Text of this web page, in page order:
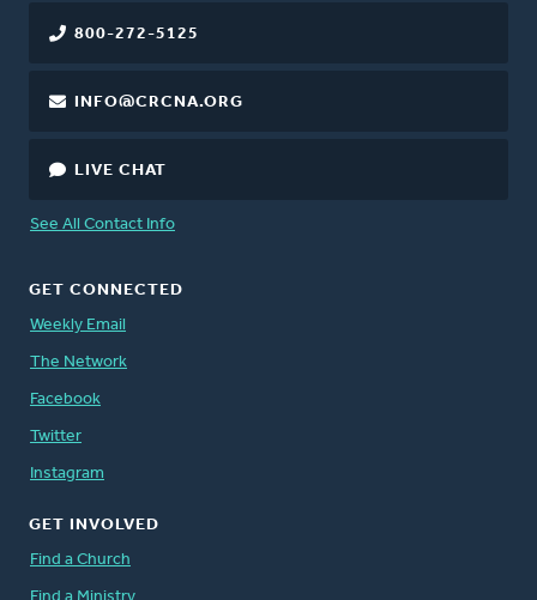
800-272-5125
INFO@CRCNA.ORG
LIVE CHAT
See All Contact Info
GET CONNECTED
Weekly Email
The Network
Facebook
Twitter
Instagram
GET INVOLVED
Find a Church